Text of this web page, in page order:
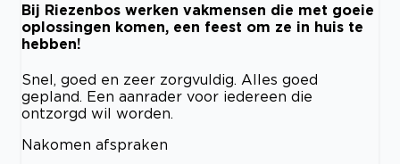
Bij Riezenbos werken vakmensen die met goeie
oplossingen komen, een feest om ze in huis te
hebben!
Snel, goed en zeer zorgvuldig. Alles goed
gepland. Een aanrader voor iedereen die
ontzorgd wil worden.
Nakomen afspraken